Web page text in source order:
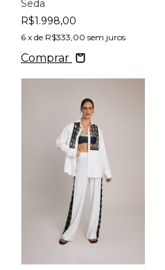
Seda
R$1.998,00
6 x de R$333,00 sem juros
Comprar